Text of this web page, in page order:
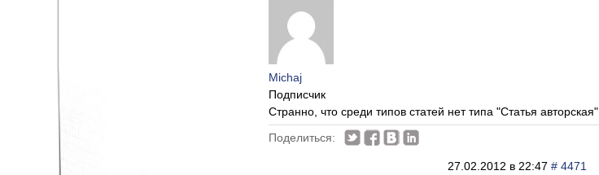
Michaj
Подписчик
Странно, что среди типов статей нет типа "Статья авторская"
Поделиться:
27.02.2012 в 22:47 # 4471